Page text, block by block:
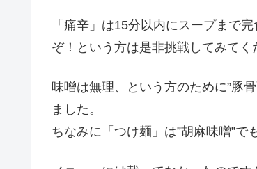
「痛辛」は15分以内にスープまで
ぞ！という方は是非挑戦してみてく
味噌は無理、という方のために”豚
ました。
ちなみに「つけ麺」は”胡麻味噌”で